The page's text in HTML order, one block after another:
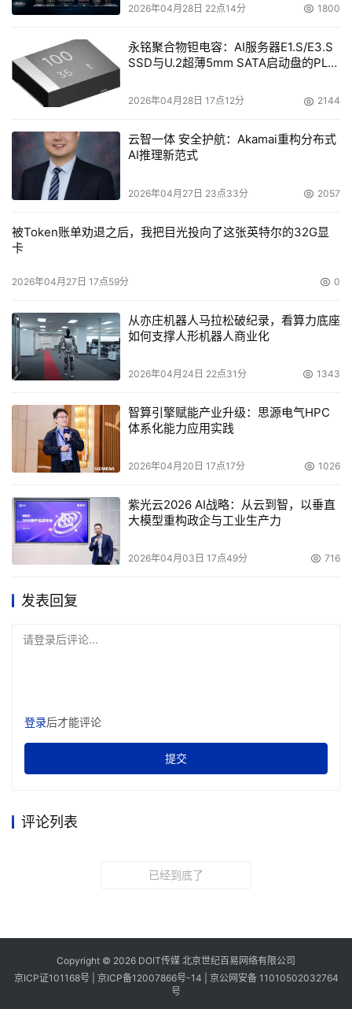
2026年04月28日 22点14分 1800
永铭聚合物钽电容：AI服务器E1.S/E3.S
SSD与U.2超薄5mm SATA启动盘的PLP
2026年04月28日 17点12分 2144
云智一体 安全护航：Akamai重构分布式
AI推理新范式
2026年04月27日 23点33分 2057
被Token账单劝退之后，我把目光投向了这张英特尔的32G显
卡
2026年04月27日 17点59分 0
从亦庄机器人马拉松破纪录，看算力底座
如何支撑人形机器人商业化
2026年04月24日 22点31分 1343
智算引擎赋能产业升级：思源电气HPC
体系化能力应用实践
2026年04月20日 17点17分 1026
紫光云2026 AI战略：从云到智，以垂直
大模型重构政企与工业生产力
2026年04月03日 17点49分 716
发表回复
请登录后评论...
登录后才能评论
提交
评论列表
已经到底了
Copyright © 2026 DOIT传媒 北京世纪百易网络有限公司
京ICP证101168号 | 京ICP备12007866号-14
京公网安备 11010502032764
号